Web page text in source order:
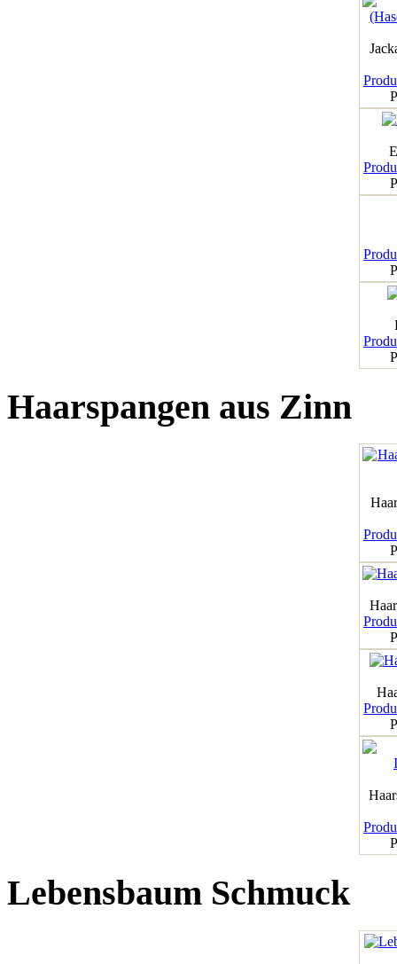
Haarspangen aus Zinn
Lebensbaum Schmuck